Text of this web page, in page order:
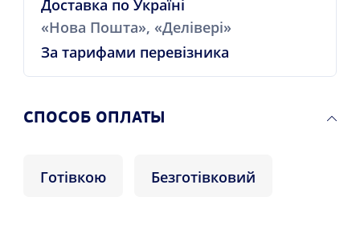
Доставка по Україні
«Нова Пошта», «Делівері»
За тарифами перевізника
CПОСОБ ОПЛАТЫ
Готівкою Безготівковий